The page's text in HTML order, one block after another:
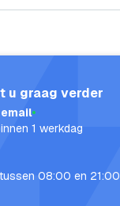
u graag verder
1 werkdag
08:00 en 21:00